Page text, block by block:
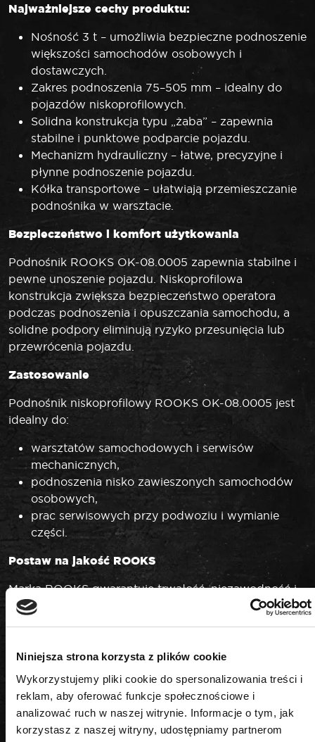
Niniejsza strona korzysta z plików cookie
Wykorzystujemy pliki cookie do spersonalizowania treści i
reklam, aby oferować funkcje społecznościowe i
analizować ruch w naszej witrynie. Informacje o tym, jak
korzystasz z naszej witryny, udostępniamy partnerom
Najważniejsze cechy produktu:
Nośność 3 t – umożliwia bezpieczne podnoszenie
większości samochodów osobowych i
dostawczych.
Zakres podnoszenia 75–505 mm – idealny do
pojazdów niskoprofilowych.
Solidna konstrukcja typu „żaba” – zapewnia
stabilne i punktowe podparcie pojazdu.
Mechanizm hydrauliczny – łatwe, precyzyjne i
płynne podnoszenie pojazdu.
Kółka transportowe – ułatwiają przemieszczanie
podnośnika w warsztacie.
Bezpieczeństwo i komfort użytkowania
Podnośnik ROOKS OK-08.0005 zapewnia stabilne i
pewne unoszenie pojazdu. Niskoprofilowa
konstrukcja zwiększa bezpieczeństwo operatora
podczas podnoszenia i opuszczania samochodu, a
solidne podpory eliminują ryzyko przesunięcia lub
przewrócenia pojazdu.
Zastosowanie
Podnośnik niskoprofilowy ROOKS OK-08.0005 jest
idealny do:
warsztatów samochodowych i serwisów
mechanicznych,
podnoszenia nisko zawieszonych samochodów
osobowych,
prac serwisowych przy podwoziu i wymianie
części.
Postaw na jakość ROOKS
Marka ROOKS gwarantuje trwałość, niezawodność i
bezpieczeństwo narzędzi warsztatowych. Podnośnik
pewność przy każdym podnoszeniu pojazdu.
DANE TECHNICZNE